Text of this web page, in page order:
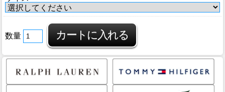
数量